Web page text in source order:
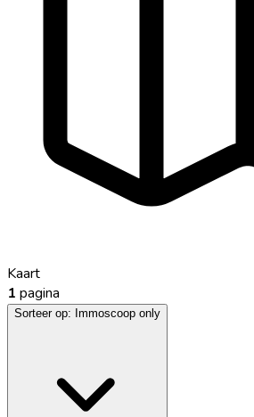
Kaart
1 pagina
Sorteer op: Immoscoop only